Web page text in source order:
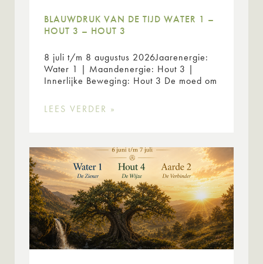
BLAUWDRUK VAN DE TIJD WATER 1 –
HOUT 3 – HOUT 3
8 juli t/m 8 augustus 2026Jaarenergie:
Water 1 | Maandenergie: Hout 3 |
Innerlijke Beweging: Hout 3 De moed om
LEES VERDER »